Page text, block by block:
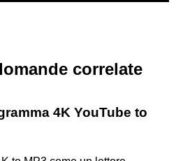
correlate
4K YouTube to